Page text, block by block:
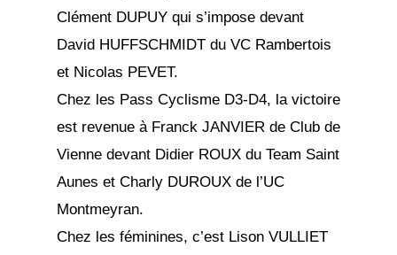
Clément DUPUY qui s’impose devant
David HUFFSCHMIDT du VC Rambertois
et Nicolas PEVET.
Chez les Pass Cyclisme D3-D4, la victoire
est revenue à Franck JANVIER de Club de
Vienne devant Didier ROUX du Team Saint
Aunes et Charly DUROUX de l’UC
Montmeyran.
Chez les féminines, c’est Lison VULLIET